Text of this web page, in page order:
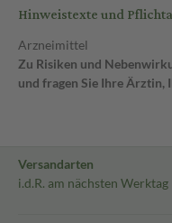
Hinweistexte und
Arzneimittel
Zu Risiken und
und fragen Sie Ihre
Versandarten
i.d.R. am nächsten Werktag